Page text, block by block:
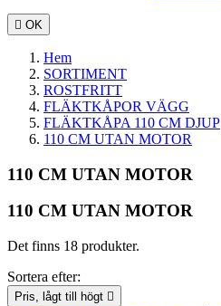
 OK
Hem
SORTIMENT
ROSTFRITT
FLÄKTKÅPOR VÄGG
FLÄKTKÅPA 110 CM DJUP
110 CM UTAN MOTOR
110 CM UTAN MOTOR
110 CM UTAN MOTOR
Det finns 18 produkter.
Sortera efter:
Pris, lågt till högt 